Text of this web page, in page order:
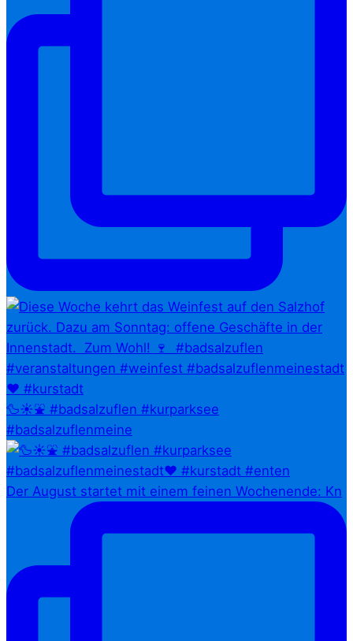
🦆☀️⛲ #badsalzuflen #kurparksee
#badsalzuflenmeine
Der August startet mit einem feinen Wochenende: Kn